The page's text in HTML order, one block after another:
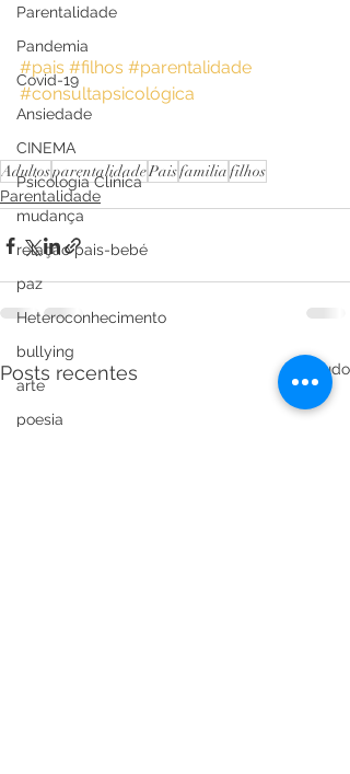
Parentalidade
Pandemia
Covid-19
Ansiedade
CINEMA
Psicologia Clínica
mudança
relação pais-bebé
paz
Heteroconhecimento
bullying
arte
poesia
#pais #filhos #parentalidade
#consultapsicológica
AdultosparentalidadePaisfamiliafilhos
Parentalidade
Posts recentes Ver tudo